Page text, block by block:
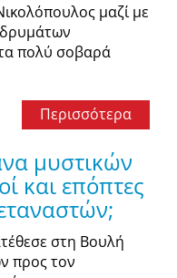
μαζί με
πολύ σοβαρά
Περισσότερα
μυστικών
και επόπτες
στη Βουλή
προς τον